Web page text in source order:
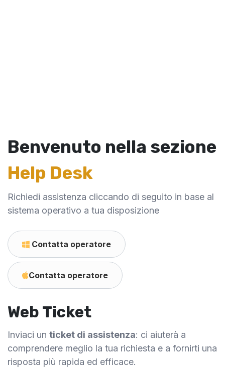
Benvenuto nella sezione
Help Desk
Richiedi assistenza cliccando di seguito in base al
sistema operativo a tua disposizione
​​​​ ​​​​​​Contatta operatore
​​​​​​Contatta operatore
Web Ticket
Inviaci un ticket di assistenza: ci aiuterà a
comprendere meglio la tua richiesta e a fornirti una
risposta più rapida ed efficace.